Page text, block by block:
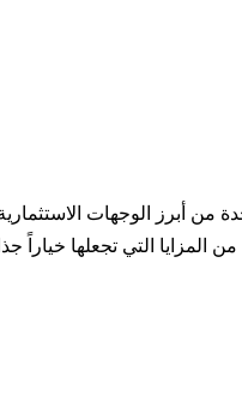
من أبرز الوجهات
المزايا التي تجعلها